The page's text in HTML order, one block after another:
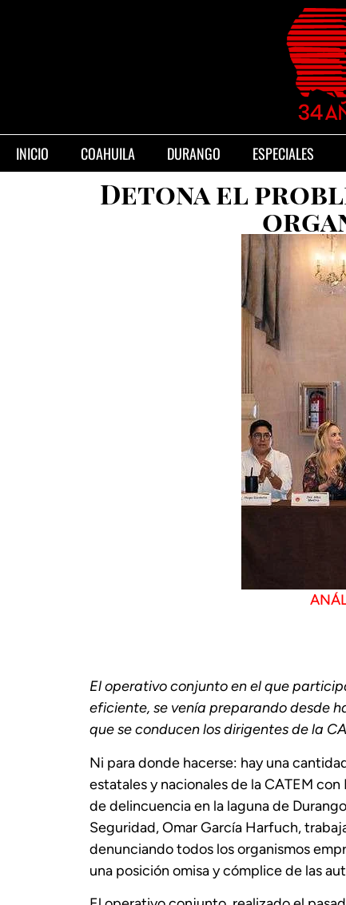
INICIO COAHUILA DURANGO ESPECIALES
Detona el
El operativo conjunto en el que
eficiente, se venía preparando desde
que se conducen los dirigentes de la
Ni para donde hacerse: hay una
estatales y nacionales de la CATEM con
de delincuencia en la laguna de
Seguridad, Omar García Harfuch,
denunciando todos los organismos
una posición omisa y cómplice de las